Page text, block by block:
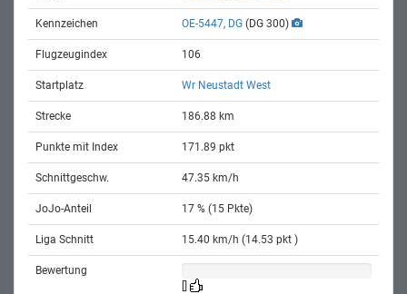
Kennzeichen OE-5447, DG (DG 300)
Flugzeugindex 106
Startplatz Wr Neustadt West
Strecke 186.88 km
Punkte mit Index 171.89 pkt
Schnittgeschw. 47.35 km/h
JoJo-Anteil 17 % (15 Pkte)
Liga Schnitt 15.40 km/h (14.53 pkt )
Bewertung